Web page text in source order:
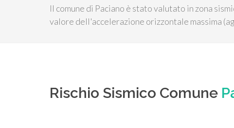
Il comune di Paciano è stato valutato in zona
valore dell'accelerazione orizzontale massima
Rischio Sismico Comune